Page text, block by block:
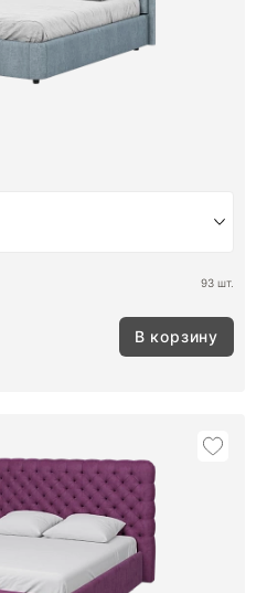
93 шт.
В корзину